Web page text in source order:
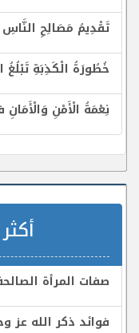
تَقْدِيمُ مَصَالِحِ
خُطُورَةُ الْكَذِبَةِ تَبْلُغُ
نِعْمَةُ الْأَمْنِ
صفات المرأة
فوائد ذكر الله عز وجل (60